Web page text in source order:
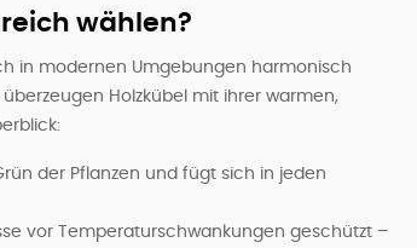
wählen?
in modernen Umgebungen harmonisch
Holzkübel mit ihrer warmen,
der Pflanzen und fügt sich in jeden
vor Temperaturschwankungen geschützt –